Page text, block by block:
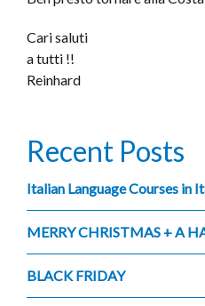
Cari saluti
a tutti !!
Reinhard
Recent Posts
Italian Language Courses in
MERRY CHRISTMAS + A
BLACK FRIDAY